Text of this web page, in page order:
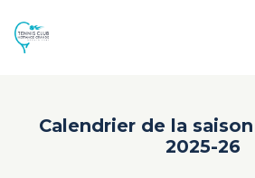
Calendrier de la
2025-26